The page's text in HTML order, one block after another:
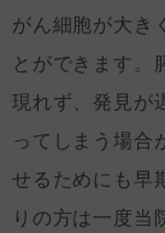
がん細胞が大き
とができます。
現れず、発見が
ってしまう場合
せるためにも早
りの方は一度当